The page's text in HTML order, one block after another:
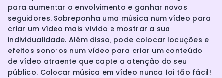
para aumentar o envolvimento e ganhar novos
seguidores. Sobreponha uma música num vídeo para
criar um vídeo mais vívido e mostrar a sua
individualidade. Além disso, pode colocar locuções e
efeitos sonoros num vídeo para criar um conteúdo
de vídeo atraente que capte a atenção do seu
público. Colocar música em vídeo nunca foi tão fácil!